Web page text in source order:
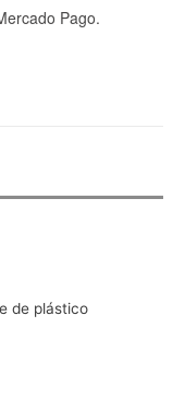
Pago.
de plástico